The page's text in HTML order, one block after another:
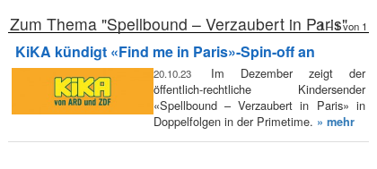
Zum Thema "Spellbound – Verzaubert in Paris"
1 – 1 von 1
KiKA kündigt «Find me in Paris»-Spin-off an
20.10.23
Im Dezember zeigt der
öffentlich-rechtliche Kindersender
«Spellbound – Verzaubert in Paris» in
Doppelfolgen in der Primetime. » mehr